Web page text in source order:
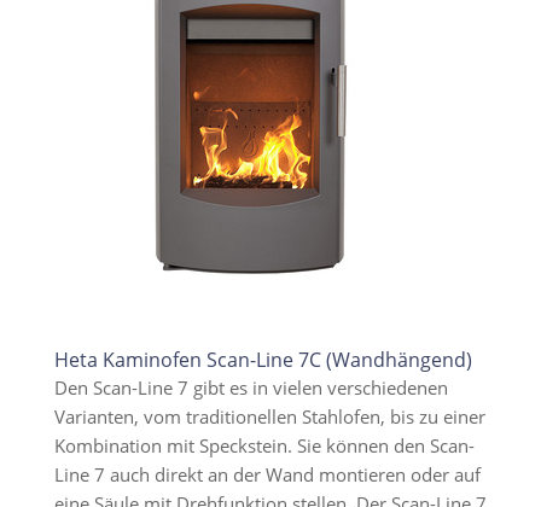
Heta Kaminofen Scan-Line 7C (Wandhängend)
Den Scan-Line 7 gibt es in vielen verschiedenen
Varianten, vom traditionellen Stahlofen, bis zu einer
Kombination mit Speckstein. Sie können den Scan-
Line 7 auch direkt an der Wand montieren oder auf